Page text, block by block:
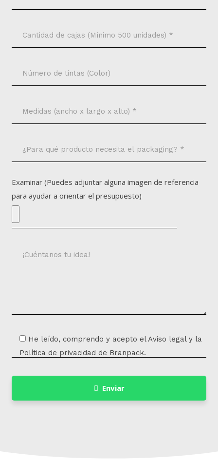
Examinar (Puedes adjuntar alguna imagen de referencia
para ayudar a orientar el presupuesto)
He leído, comprendo y acepto el Aviso legal y la
Política de privacidad de Branpack.
Enviar